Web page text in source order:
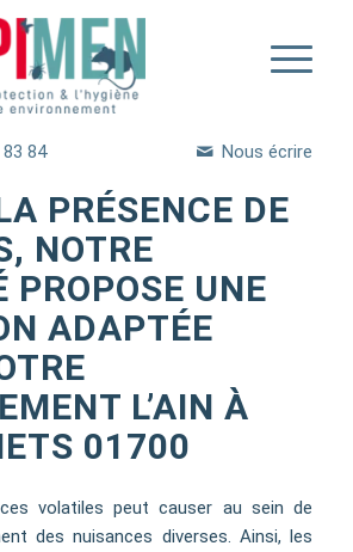
84 Nous écrire
PRÉSENCE DE
NOTRE
PROPOSE UNE
ADAPTÉE
L’AIN À
01700
volatiles peut causer au sein de
des nuisances diverses. Ainsi, les